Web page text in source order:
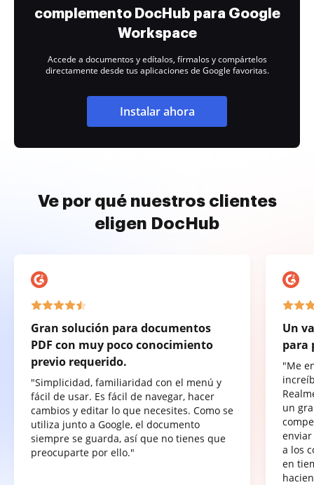
complemento DocHub para Google
Workspace
Accede a documentos y edítalos, fírmalos y compártelos
directamente desde tus aplicaciones de Google favoritas.
Instalar ahora
Ve por qué nuestros clientes
eligen DocHub
Gran solución para documentos
PDF con muy poco conocimiento
previo requerido.
"Simplicidad, familiaridad con el menú y
fácil de usar. Es fácil de navegar, hacer
cambios y editar lo que necesites. Como se
utiliza junto a Google, el documento
siempre se guarda, así que no tienes que
preocuparte por ello."
Un
para
"Me
un
a los
en